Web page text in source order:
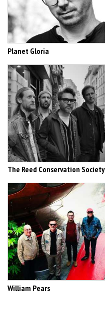
Planet Gloria
The Reed Conservation Society
William Pears